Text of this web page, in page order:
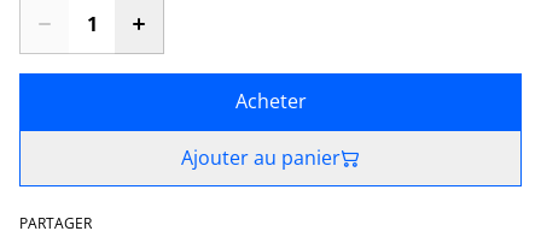
Acheter
Ajouter au panier
PARTAGER